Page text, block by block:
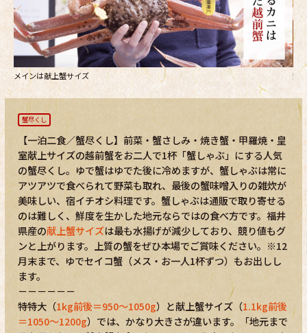
メインは献上蟹サイズ 鍋
蟹尽くし
【一泊二食／蟹尽くし】前菜・蟹さしみ・焼き蟹・甲羅焼・皇
室献上サイズの越前蟹をお二人で1杯「蟹しゃぶ」にする人気
の蟹尽くし。ゆで蟹はゆでた後に冷めますが、蟹しゃぶは常に
アツアツで食べられて野菜も取れ、最後の蟹味噌入りの雑炊が
美味しい、宿イチオシ料理です。蟹しゃぶは通販で取り寄せる
のは難しく、鮮度を生かした地元ならではの食べ方です。福井
県産の献上蟹サイズは最も水揚げが減少しており、競り値もグ
ンと上がります。上質の蟹をぜひ本場でご賞味ください。※12
月末まで、ゆでセイコ蟹（メス・お一人1杯ずつ）もお出しし
ます。
－－－－－－
特特大（1kg前後＝950～1050g）と献上蟹サイズ（1.1kg前後
＝1050～1200g）では、かなり大きさが違います。「地元まで